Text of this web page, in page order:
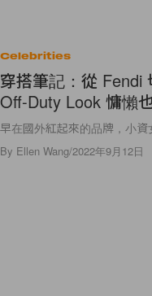
Celebrities
穿搭筆記：從 Fendi
Off-Duty Look 慵懶
早在國外紅起來的品牌，小資
By Ellen Wang/2022年9月12日